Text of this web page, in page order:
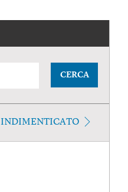
CERCA
INDIMENTICATO